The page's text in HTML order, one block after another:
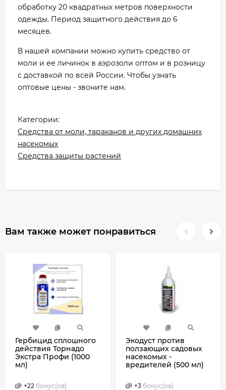
обработку 20 квадратных метров поверхности
одежды. Период защитного действия до 6
месяцев.
В нашей компании можно купить средство от
моли и ее личинок в аэрозоли оптом и в розницу
с доставкой по всей России. Чтобы узнать
оптовые цены - звоните нам.
Категории:
Средства от моли, тараканов и других домашних
насекомых
Средства защиты растений
Вам также может понравиться
Гербицид сплошного
действия Торнадо
Экстра Профи (1000
мл)
+22 бонус(ов)
Экодуст против
ползающих садовых
насекомых -
вредителей (500 мл)
+3 бонус(ов)